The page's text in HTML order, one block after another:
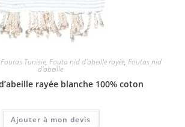
Tunisie, Fouta nid d'abeille rayée, Foutas nid
d'abeille
rayée blanche 100% coton
Ajouter à mon devis